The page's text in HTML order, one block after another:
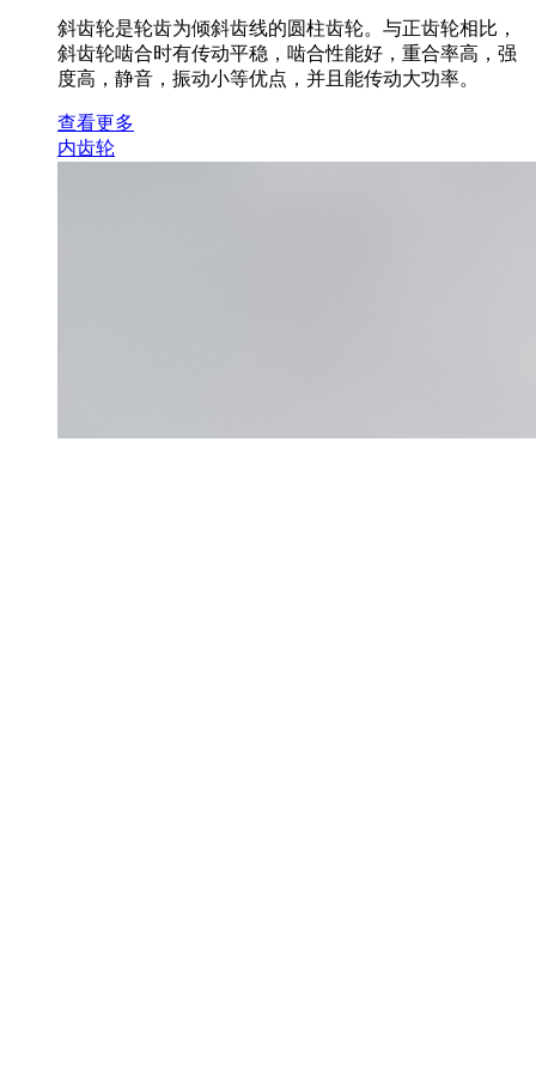
斜齿轮是轮齿为倾斜齿线的圆柱齿轮。与正齿轮相比，
斜齿轮啮合时有传动平稳，啮合性能好，重合率高，强
度高，静音，振动小等优点，并且能传动大功率。
查看更多
内齿轮